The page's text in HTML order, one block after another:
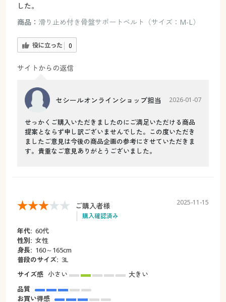
した。
商品： 滑り止め付き骨盤サポートベルト（サイズ：M-L）
役に立った 0
サイトからの返信
セシールオンラインショップ担当 2026-01-07
せっかくご購入いただきましたのにご満足いただける商品
提案とならず申し訳ございませんでした。この度いただき
ましたご意見は今後の商品企画の参考にさせていただきま
す。貴重なご意見ありがとうございました。
ご購入者様
購入確認済み
2025-11-15
年代: 60代
性別: 女性
身長: 160～165cm
普段のサイズ: 3L
サイズ感 小さい
大きい
品質
お買い得感